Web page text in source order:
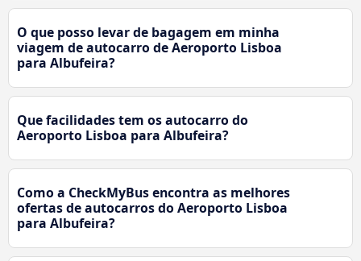
O que posso levar de bagagem em minha
viagem de autocarro de Aeroporto Lisboa
para Albufeira?
Que facilidades tem os autocarro do
Aeroporto Lisboa para Albufeira?
Como a CheckMyBus encontra as melhores
ofertas de autocarros do Aeroporto Lisboa
para Albufeira?